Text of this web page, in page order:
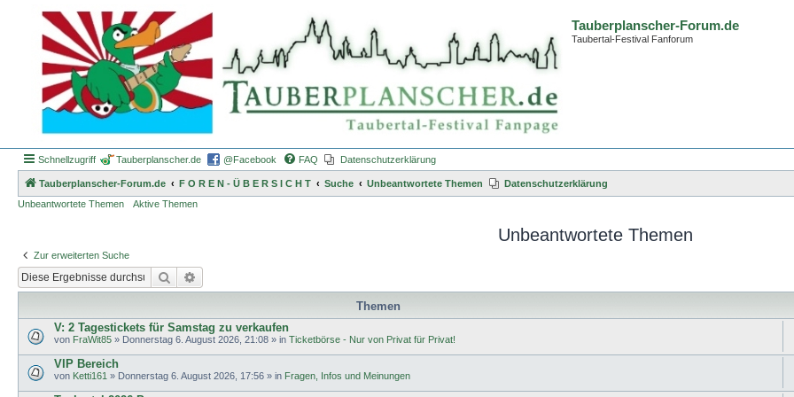
Tauberplanscher-Forum.de
Taubertal-Festival Fanforum
Schnellzugriff Tauberplanscher.de @Facebook FAQ Datenschutzerklärung
Tauberplanscher-Forum.de F O R E N - Ü B E R S I C H T Suche Unbeantwortete Themen
Datenschutzerklärung
Unbeantwortete Themen
Aktive Themen
Unbeantwortete Themen
Zur erweiterten Suche
Suche
Themen
V: 2 Tagestickets für Samstag zu verkaufen
von FraWit85 » Donnerstag 6. August 2026, 21:08 » in Ticketbörse - Nur von Privat für Privat!
VIP Bereich
von Ketti161 » Donnerstag 6. August 2026, 17:56 » in Fragen, Infos und Meinungen